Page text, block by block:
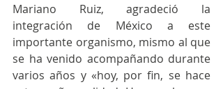
Mariano Ruiz, agradeció la
integración de México a este
importante organismo, mismo al que
se ha venido acompañando durante
varios años y «hoy, por fin, se hace